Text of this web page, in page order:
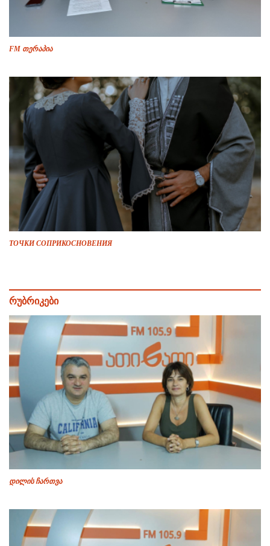
FM თერაპია
ТОЧКИ СОПРИКОСНОВЕНИЯ
რუბრიკები
დილის ჩართვა